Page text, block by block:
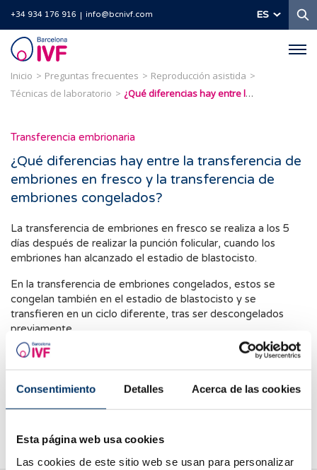
Consentimiento Detalles Acerca de las cookies
Esta página web usa cookies
Las cookies de este sitio web se usan para personalizar
+34 934 176 916 info@bcnivf.com ES
Barcelona
IVF
Inicio Preguntas frecuentes
Reproducción asistida
Técnicas de laboratorio
¿Qué diferencias hay entre la transferencia de embriones en fresco y la transferencia de embriones congelados?
Transferencia embrionaria
¿Qué diferencias hay entre la transferencia de
embriones en fresco y la transferencia de
embriones congelados?
La transferencia de embriones en fresco se realiza a los 5
días después de realizar la punción folicular, cuando los
embriones han alcanzado el estadio de blastocisto.
En la transferencia de embriones congelados, estos se
congelan también en el estadio de blastocisto y se
transfieren en un ciclo diferente, tras ser descongelados
previamente.
En la práctica habitual preferimos transferir los embriones
frescos ya que las tasas de éxito son ligeramente superiores
pero en ocasiones, es necesario congelarlos para
considerablemente a las posibilidades de embarazo de los